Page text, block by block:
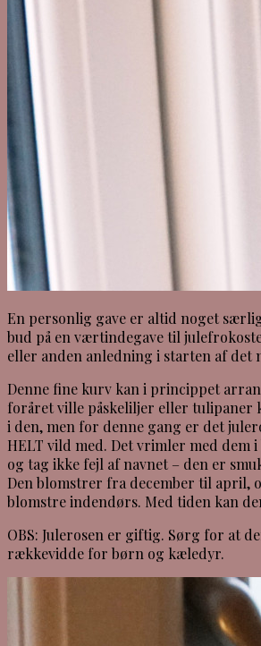
En personlig gave er altid noget
bud på en værtindegave til
eller anden anledning i starten af det
Denne fine kurv kan i princippet
foråret ville påskeliljer eller tulipaner
i den, men for denne gang er det
HELT vild med. Det vrimler med dem
og tag ikke fejl af navnet – den er
Den blomstrer fra december til april,
blomstre indendørs. Med tiden kan
OBS: Julerosen er giftig. Sørg for at
rækkevidde for børn og kæledyr.